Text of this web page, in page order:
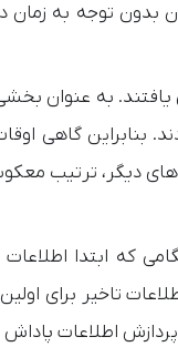
بدون توجه به زمان
به عنوان بخشی
انتخاب‌های دیگر،
که ابتدا
تاخیر برای
اطلاعات